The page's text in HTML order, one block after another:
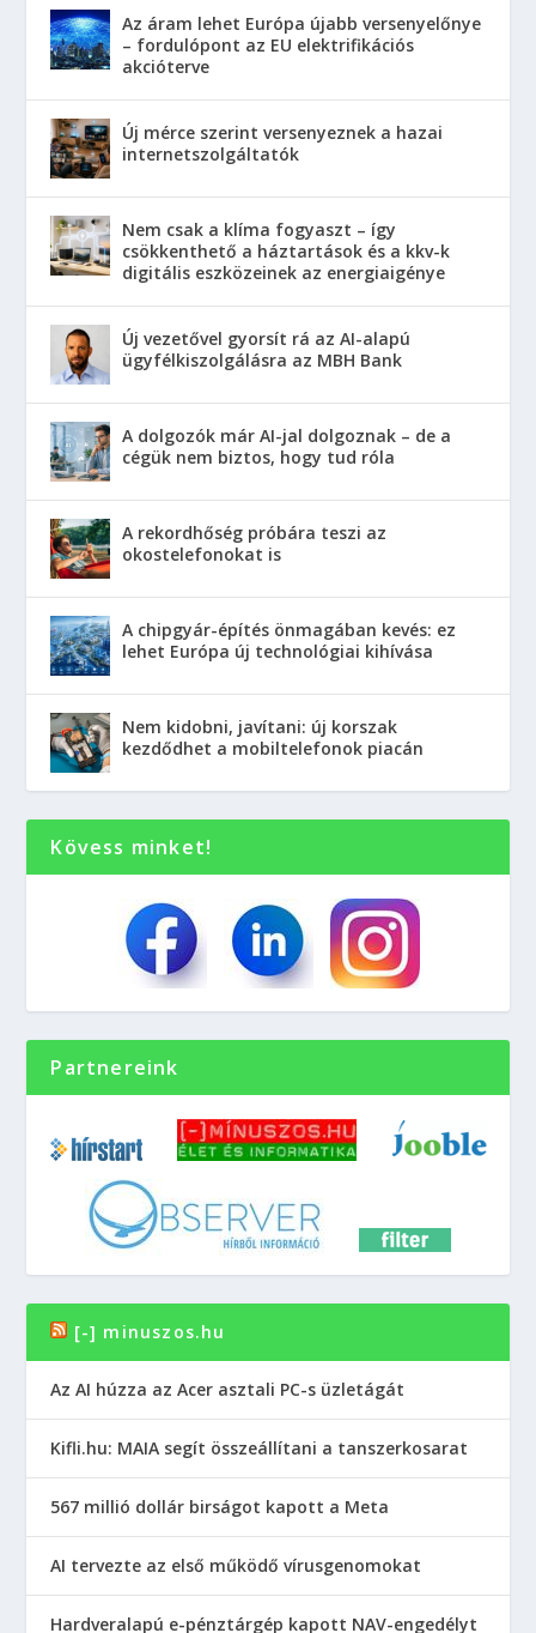
Az áram lehet Európa újabb versenyelőnye
– fordulópont az EU elektrifikációs
akcióterve
Új mérce szerint versenyeznek a hazai
internetszolgáltatók
Nem csak a klíma fogyaszt – így
csökkenthető a háztartások és a kkv-k
digitális eszközeinek az energiaigénye
Új vezetővel gyorsít rá az AI-alapú
ügyfélkiszolgálásra az MBH Bank
A dolgozók már AI-jal dolgoznak – de a
cégük nem biztos, hogy tud róla
A rekordhőség próbára teszi az
okostelefonokat is
A chipgyár-építés önmagában kevés: ez
lehet Európa új technológiai kihívása
Nem kidobni, javítani: új korszak
kezdődhet a mobiltelefonok piacán
Kövess minket!
Partnereink
[-] minuszos.hu
Az AI húzza az Acer asztali PC-s üzletágát
Kifli.hu: MAIA segít összeállítani a tanszerkosarat
567 millió dollár birságot kapott a Meta
AI tervezte az első működő vírusgenomokat
Hardveralapú e-pénztárgép kapott NAV-engedélyt